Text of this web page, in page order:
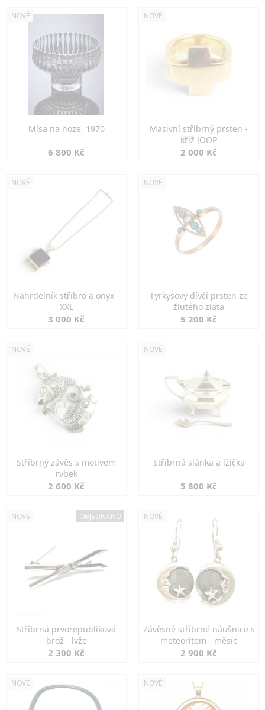
NOVÉ
Mísa na noze, 1970
6 800 Kč
NOVÉ
Masivní stříbrný prsten -
kříž JOOP
2 000 Kč
NOVÉ
Náhrdelník stříbro a onyx -
XXL
3 000 Kč
NOVÉ
Tyrkysový dívčí prsten ze
žlutého zlata
5 200 Kč
NOVÉ
Stříbrný závěs s motivem
rybek
2 600 Kč
NOVÉ
Stříbrná slánka a lžička
5 800 Kč
NOVÉ OBJEDNÁNO
Stříbrná prvorepubliková
brož - lyže
2 300 Kč
NOVÉ
Závěsné stříbrné náušnice s
meteoritem - měsíc
2 900 Kč
NOVÉ NOVÉ